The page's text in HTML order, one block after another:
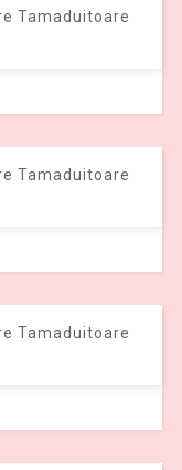
Tamaduitoare
Tamaduitoare
Tamaduitoare